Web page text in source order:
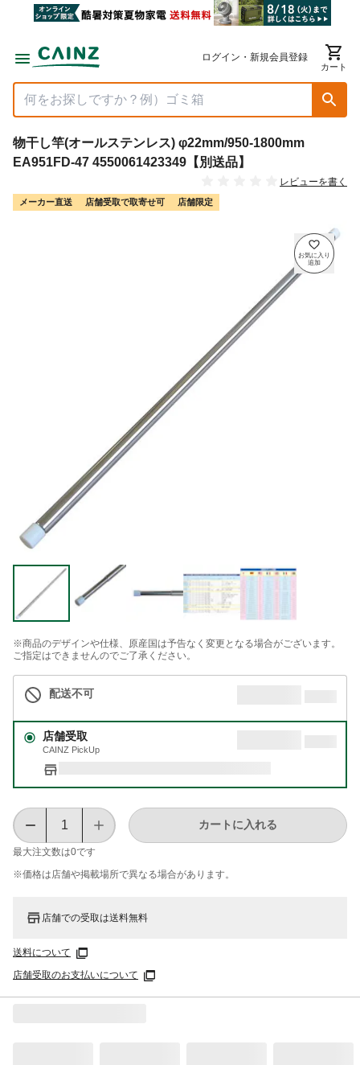
ログイン・新規会員登録
カート
物干し竿(オールステンレス) φ22mm/950-1800mm
EA951FD-47 4550061423349【別送品】
レビューを書く
メーカー直送 店舗受取で取寄せ可 店舗限定
※商品のデザインや仕様、原産国は予告なく変更となる場合がございます。
ご指定はできませんのでご了承ください。
配送不可
店舗受取
CAINZ PickUp
最大注文数は0です
カートに入れる
※価格は​店舗や​掲載場所で​異なる​場合が​あります。
店舗での受取は送料無料
送料について
店舗受取のお支払いについて